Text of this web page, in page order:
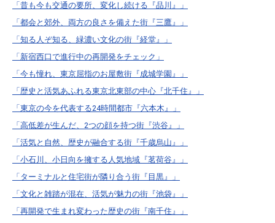
「昔も今も交通の要所、変化し続ける『品川』」
「都会と郊外、両方の良さを備えた街『三鷹』」
「知る人ぞ知る、緑濃い文化の街『経堂』」
「新宿西口で進行中の再開発をチェック」
「今も憧れ、東京屈指のお屋敷街『成城学園』」
「歴史と活気あふれる東京北東部の中心『北千住』」
「東京の今を代表する24時間都市『六本木』」
「高低差が生んだ、2つの顔を持つ街『渋谷』」
「活気と自然、歴史が融合する街『千歳烏山』」
「小石川、小日向を擁する人気地域『茗荷谷』」
「ターミナルと住宅街が隣り合う街『目黒』」
「文化と雑踏が混在、活気が魅力の街『池袋』」
「再開発で生まれ変わった歴史の街『南千住』」